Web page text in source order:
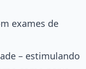
exames de
– estimulando